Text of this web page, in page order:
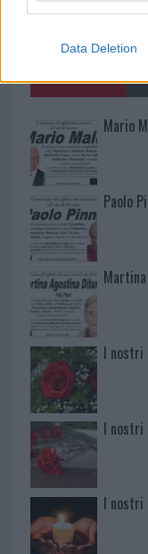
Data Deletion
Mario
Paolo
I nostri
I nostri
I nostri